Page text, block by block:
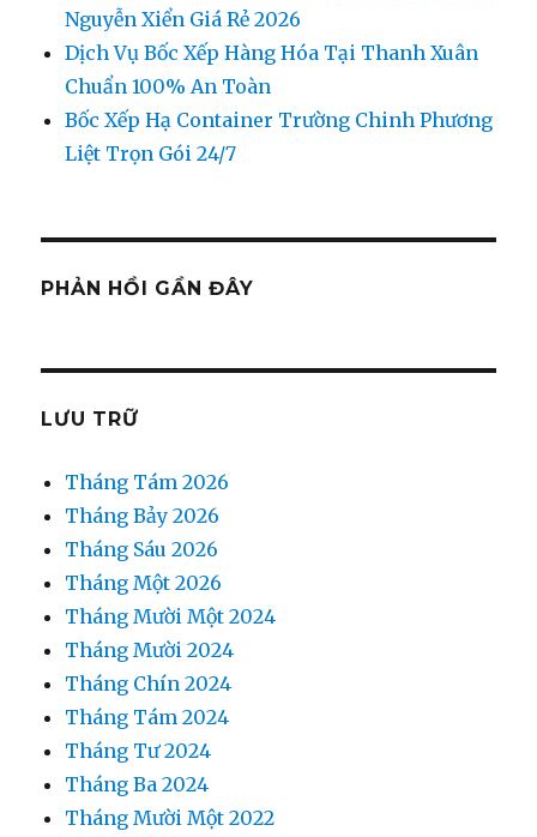
Nguyễn Xiển Giá Rẻ 2026
Dịch Vụ Bốc Xếp Hàng Hóa Tại Thanh Xuân
Chuẩn 100% An Toàn
Bốc Xếp Hạ Container Trường Chinh Phương
Liệt Trọn Gói 24/7
PHẢN HỒI GẦN ĐÂY
LƯU TRỮ
Tháng Tám 2026
Tháng Bảy 2026
Tháng Sáu 2026
Tháng Một 2026
Tháng Mười Một 2024
Tháng Mười 2024
Tháng Chín 2024
Tháng Tám 2024
Tháng Tư 2024
Tháng Ba 2024
Tháng Mười Một 2022